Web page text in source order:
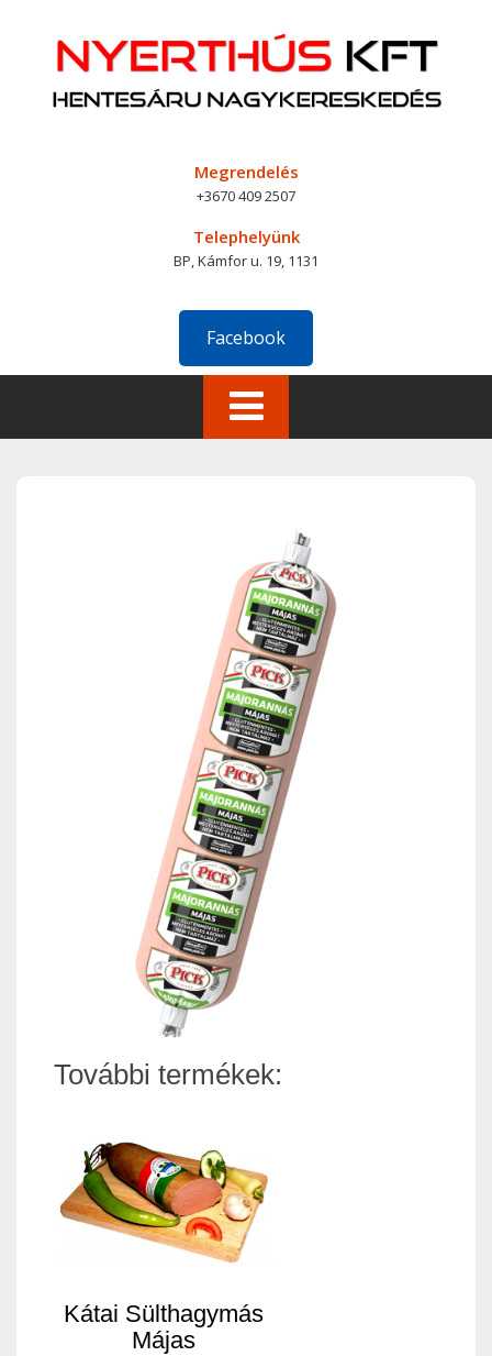
content
Megrendelés
+3670 409 2507
Telephelyünk
BP, Kámfor u. 19, 1131
Facebook
További termékek:
Kátai Sülthagymás
Májas